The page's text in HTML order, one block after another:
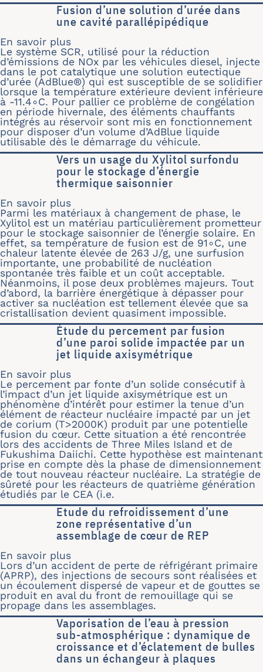
Fusion d’une solution d’urée dans
une cavité parallépipédique
En savoir plus
Le système SCR, utilisé pour la réduction
d’émissions de NOx par les véhicules diesel, injecte
dans le pot catalytique une solution eutectique
d’urée (AdBlue®) qui est susceptible de se solidifier
lorsque la température extérieure devient inférieure
à -11.4∘C. Pour pallier ce problème de congélation
en période hivernale, des éléments chauffants
intégrés au réservoir sont mis en fonctionnement
pour disposer d’un volume d’AdBlue liquide
utilisable dès le démarrage du véhicule.
Vers un usage du Xylitol surfondu
pour le stockage d’énergie
thermique saisonnier
En savoir plus
Parmi les matériaux à changement de phase, le
Xylitol est un matériau particulièrement prometteur
pour le stockage saisonnier de l’énergie solaire. En
effet, sa température de fusion est de 91∘C, une
chaleur latente élevée de 263 J/g, une surfusion
importante, une probabilité de nucléation
spontanée très faible et un coût acceptable.
Néanmoins, il pose deux problèmes majeurs. Tout
d’abord, la barrière énergétique à dépasser pour
activer sa nucléation est tellement élevée que sa
cristallisation devient quasiment impossible.
Étude du percement par fusion
d’une paroi solide impactée par un
jet liquide axisymétrique
En savoir plus
Le percement par fonte d’un solide consécutif à
l’impact d’un jet liquide axisymétrique est un
phénomène d’intérêt pour estimer la tenue d’un
élément de réacteur nucléaire impacté par un jet
de corium (T>2000K) produit par une potentielle
fusion du cœur. Cette situation a été rencontrée
lors des accidents de Three Miles Island et de
Fukushima Daiichi. Cette hypothèse est maintenant
prise en compte dès la phase de dimensionnement
de tout nouveau réacteur nucléaire. La stratégie de
sûreté pour les réacteurs de quatrième génération
étudiés par le CEA (i.e.
Etude du refroidissement d’une
zone représentative d’un
assemblage de cœur de REP
En savoir plus
Lors d’un accident de perte de réfrigérant primaire
(APRP), des injections de secours sont réalisées et
un écoulement dispersé de vapeur et de gouttes se
produit en aval du front de remouillage qui se
propage dans les assemblages.
Vaporisation de l’eau à pression
sub-atmosphérique : dynamique de
croissance et d’éclatement de bulles
dans un échangeur à plaques